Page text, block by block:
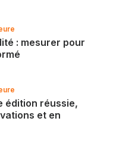
: mesurer pour
édition réussie,
et en